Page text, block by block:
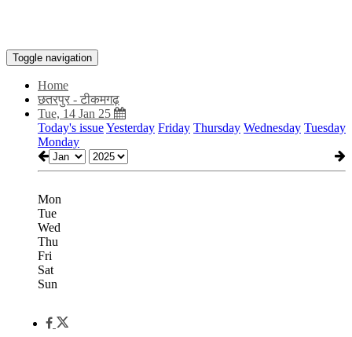
Toggle navigation
Home
छतरपुर - टीकमगढ़
Tue, 14 Jan 25
Today's issueYesterday Friday Thursday Wednesday Tuesday
Monday
Mon
Tue
Wed
Thu
Fri
Sat
Sun